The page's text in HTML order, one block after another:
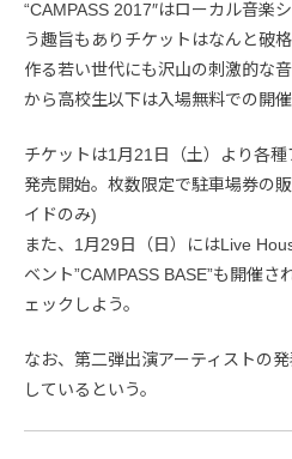
“CAMPASS 2017″はローカル音楽
う趣旨もありチケットはなんと破
作る若い世代にも沢山の刺激的な
から高校生以下は入場無料での開催
チケットは1月21日（土）より各
発売開始。枚数限定で駐車場券の
イドのみ)
また、1月29日（日）にはLive
ベント”CAMPASS BASE”も開催
ェックしよう。
なお、第二弾出演アーティストの
しているという。